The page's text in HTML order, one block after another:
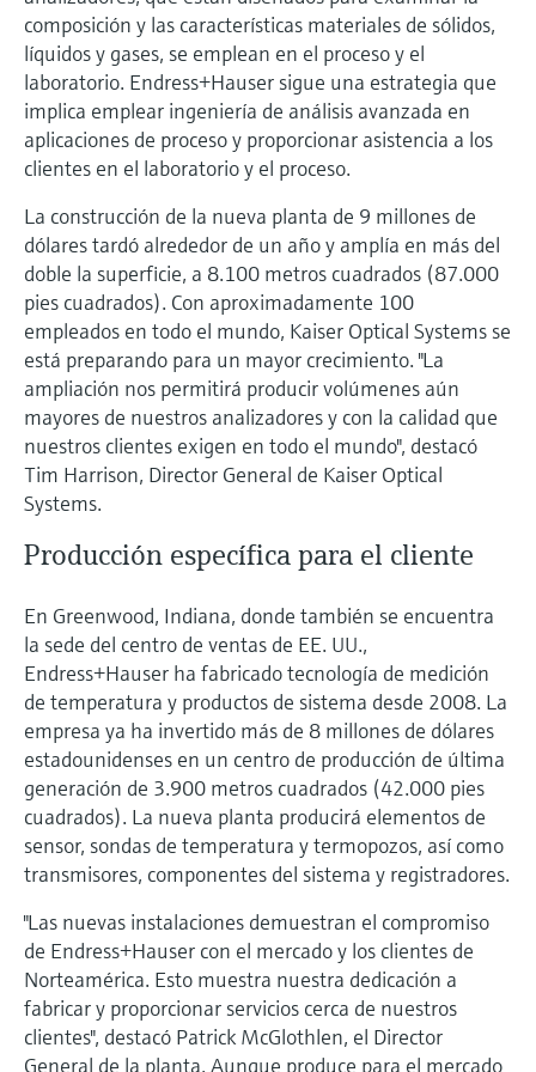
Visor de dispositivos
Encuentre información y documentación
específicas sobre los productos.
Buscador de repuestos
código de pedido o número de serie
electromecánico
Medición de nivel por barrera de
microondas
Level measurement with pressure
Ver todos
Medición mediante transmisión de
microondas
Memosens technology
la transparencia de los procesos
para una toma de decisiones más
sólida y fundamentada
composición y las características materiales de sólidos,
líquidos y gases, se emplean en el proceso y el
laboratorio. Endress+Hauser sigue una estrategia que
implica emplear ingeniería de análisis avanzada en
aplicaciones de proceso y proporcionar asistencia a los
clientes en el laboratorio y el proceso.
La construcción de la nueva planta de 9 millones de
dólares tardó alrededor de un año y amplía en más del
doble la superficie, a 8.100 metros cuadrados (87.000
pies cuadrados). Con aproximadamente 100
empleados en todo el mundo, Kaiser Optical Systems se
está preparando para un mayor crecimiento. "La
ampliación nos permitirá producir volúmenes aún
mayores de nuestros analizadores y con la calidad que
nuestros clientes exigen en todo el mundo", destacó
Tim Harrison, Director General de Kaiser Optical
Systems.
Producción específica para el cliente
En Greenwood, Indiana, donde también se encuentra
la sede del centro de ventas de EE. UU.,
Endress+Hauser ha fabricado tecnología de medición
de temperatura y productos de sistema desde 2008. La
empresa ya ha invertido más de 8 millones de dólares
estadounidenses en un centro de producción de última
generación de 3.900 metros cuadrados (42.000 pies
cuadrados). La nueva planta producirá elementos de
sensor, sondas de temperatura y termopozos, así como
transmisores, componentes del sistema y registradores.
"Las nuevas instalaciones demuestran el compromiso
de Endress+Hauser con el mercado y los clientes de
Norteamérica. Esto muestra nuestra dedicación a
fabricar y proporcionar servicios cerca de nuestros
clientes", destacó Patrick McGlothlen, el Director
General de la planta. Aunque produce para el mercado